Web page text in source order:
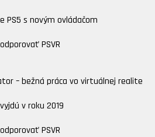
PS5 s novým ovládačom
PSVR
– bežná práca vo virtuálnej realite
v roku 2019
PSVR